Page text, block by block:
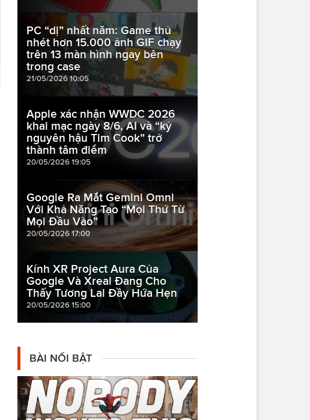
PC “dị” nhất năm: Game thủ
nhét hơn 15.000 ảnh GIF chạy
trên 13 màn hình ngay bên
trong case
21/05/2026 10:05
Apple xác nhận WWDC 2026
khai mạc ngày 8/6, AI và “kỷ
nguyên hậu Tim Cook” trở
thành tâm điểm
20/05/2026 19:05
Google Ra Mắt Gemini Omni
Với Khả Năng Tạo “Mọi Thứ Từ
Mọi Đầu Vào”
20/05/2026 17:00
Kính XR Project Aura Của
Google Và Xreal Đang Cho
Thấy Tương Lai Đầy Hứa Hẹn
20/05/2026 15:00
BÀI NỔI BẬT